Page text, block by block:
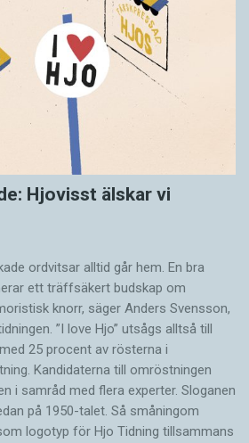
Hjovisst älskar vi
ordvitsar alltid går hem. En bra
ett träffsäkert budskap om
knorr, säger Anders Svensson,
”I love Hjo” utsågs alltså till
25 procent av rösterna i
Kandidaterna till omröstningen
i samråd med flera experter. Sloganen
på 1950-talet. Så småningom
logotyp för Hjo Tidning tillsammans